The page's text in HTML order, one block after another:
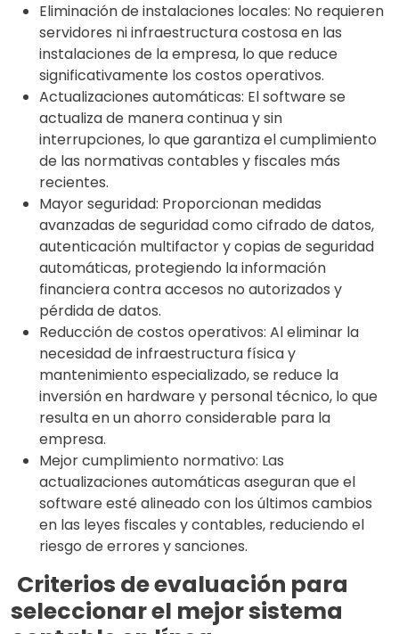
Eliminación de instalaciones locales: No requieren
servidores ni infraestructura costosa en las
instalaciones de la empresa, lo que reduce
significativamente los costos operativos.
Actualizaciones automáticas: El software se
actualiza de manera continua y sin
interrupciones, lo que garantiza el cumplimiento
de las normativas contables y fiscales más
recientes.
Mayor seguridad: Proporcionan medidas
avanzadas de seguridad como cifrado de datos,
autenticación multifactor y copias de seguridad
automáticas, protegiendo la información
financiera contra accesos no autorizados y
pérdida de datos.
Reducción de costos operativos: Al eliminar la
necesidad de infraestructura física y
mantenimiento especializado, se reduce la
inversión en hardware y personal técnico, lo que
resulta en un ahorro considerable para la
empresa.
Mejor cumplimiento normativo: Las
actualizaciones automáticas aseguran que el
software esté alineado con los últimos cambios
en las leyes fiscales y contables, reduciendo el
riesgo de errores y sanciones.
Criterios de evaluación para
seleccionar el mejor sistema